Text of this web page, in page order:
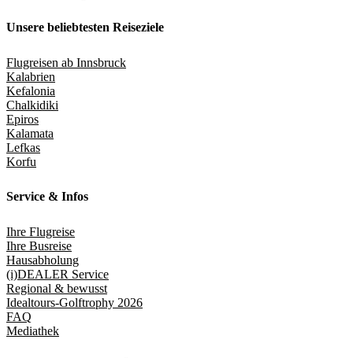
Unsere beliebtesten Reiseziele
Flugreisen ab Innsbruck
Kalabrien
Kefalonia
Chalkidiki
Epiros
Kalamata
Lefkas
Korfu
Service & Infos
Ihre Flugreise
Ihre Busreise
Hausabholung
(i)DEALER Service
Regional & bewusst
Idealtours-Golftrophy 2026
FAQ
Mediathek